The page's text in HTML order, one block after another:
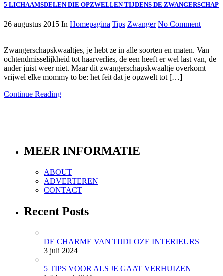
5 LICHAAMSDELEN DIE OPZWELLEN TIJDENS DE ZWANGERSCHAP
26 augustus 2015 In Homepagina Tips Zwanger No Comment
Zwangerschapskwaaltjes, je hebt ze in alle soorten en maten. Van
ochtendmisselijkheid tot haarverlies, de een heeft er wel last van, de
ander juist weer niet. Maar dit zwangerschapskwaaltje overkomt
vrijwel elke mommy to be: het feit dat je opzwelt tot […]
Continue Reading
MEER INFORMATIE
ABOUT
ADVERTEREN
CONTACT
Recent Posts
DE CHARME VAN TIJDLOZE INTERIEURS
3 juli 2024
5 TIPS VOOR ALS JE GAAT VERHUIZEN